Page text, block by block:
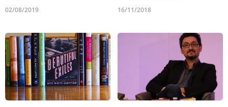
02/08/2019 16/11/2018